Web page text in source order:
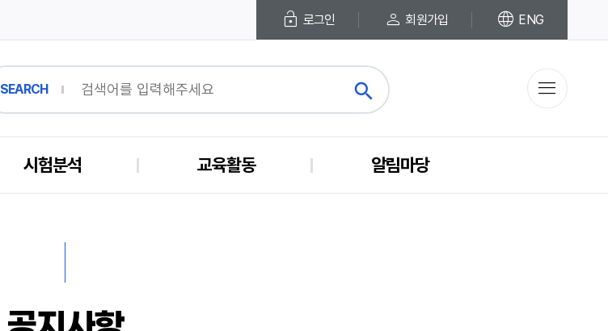
lock_open 로그인 person 회원가입 language ENG
SEARCH search
menu
시험분석 교육활동 알림마당